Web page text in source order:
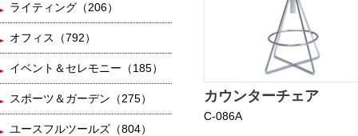
ライティング（206）
オフィス（792）
イベント＆セレモニー（185）
スポーツ＆ガーデン（275）
ユースフルツールズ（804）
カウンターチェア
C-086A